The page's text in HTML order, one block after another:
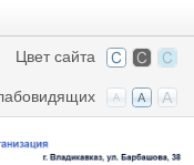
Цвет сайта